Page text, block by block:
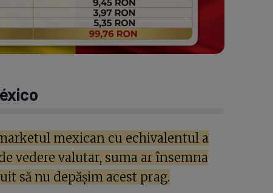
mexican cu echivalentul a
vedere valutar, suma ar însemna
să nu depășim acest prag.